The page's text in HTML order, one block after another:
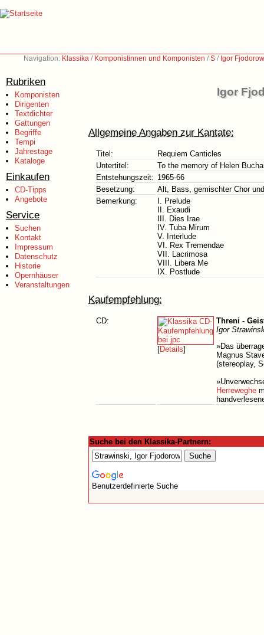
Navigation: Klassika / Komponistinnen und Komponisten /S / Igor
Rubriken
Komponisten
Dirigenten
Textdichter
Gattungen
Begriffe
Tempi
Jahrestage
Kataloge
Einkaufen
CD-Tipps
Angebote
Service
Suchen
Kontakt
Impressum
Datenschutz
Historie
Opernhäuser
Veranstaltungen
Igor
Allgemeine Angaben zur Kantate:
Titel:
Requiem Canticles
Untertitel:
To the memory of Helen
Entstehungszeit: 1965-66
Besetzung:
Alt, Bass, gemischter Chor
Bemerkung:
I. Prelude
II. Exaudi
III. Dies Irae
IV. Tuba Mirum
V. Interlude
VI. Rex Tremendae
VII. Lacrimosa
VIII. Libera Me
IX. Postlude
Kaufempfehlung:
CD:
[Details]
Threni -
Igor
»Das
Magnus
(stereoplay,
Herreweghe
Suche bei den Klassika-Partnern:
Benutzerdefinierte Suche